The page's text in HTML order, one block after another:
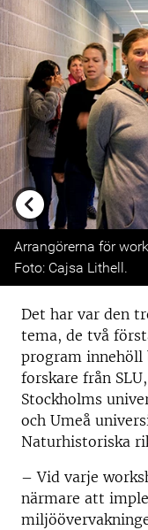
Previous
Arrangörerna för
Foto: Cajsa Lithell.
Det har var den
tema, de två
program innehöll
forskare från
Stockholms
och Umeå
Naturhistoriska
– Vid varje
närmare att